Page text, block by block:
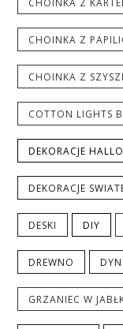
CHOINKA Z
CHOINKA Z
CHOINKA Z
COTTON LIGHTS
DEKORACJE
DEKORACJE
DESKI DIY
DREWNO
GRZANIEC W